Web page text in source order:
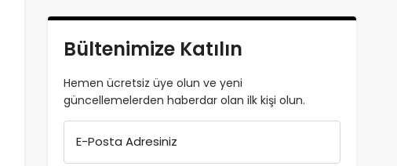
Bültenimize Katılın
Hemen ücretsiz üye olun ve yeni
güncellemelerden haberdar olan ilk kişi olun.
E-Posta Adresiniz